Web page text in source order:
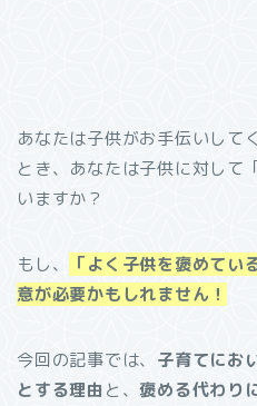
あなたは子供がお手伝いして
とき、あなたは子供に対して
いますか？
もし、
「よく子供を褒めてい
意が必要かもしれません！
今回の記事では、 子育てにお
とする理由 と、褒める代わり